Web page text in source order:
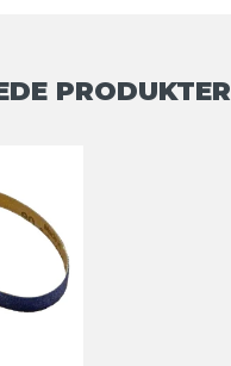
PRODUKTER